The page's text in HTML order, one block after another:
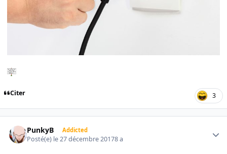
Citer 3
PunkyB Addicted
Posté(e) le 27 décembre 20178 a